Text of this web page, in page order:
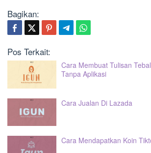
Bagikan:
Pos Terkait:
Cara Membuat Tulisan
Tanpa Aplikasi
Cara Jualan Di Lazada
Cara Mendapatkan Koin